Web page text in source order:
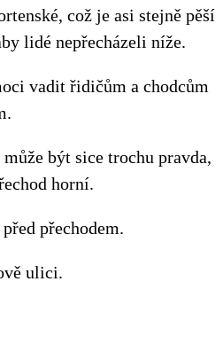
což je asi stejně pěší
lidé nepřecházeli níže.
vadit řidičům a chodcům
být sice trochu pravda,
horní.
přechodem.
ulici.